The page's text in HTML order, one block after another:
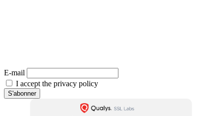
E-mail
I accept the privacy policy